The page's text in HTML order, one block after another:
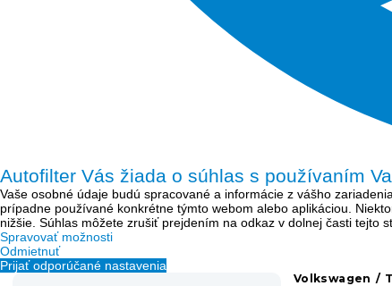
Autofilter Vás žiada o súhlas s používaním
Vaše osobné údaje budú spracované a informácie z vášho
prípadne používané konkrétne týmto webom alebo aplikáciou.
nižšie. Súhlas môžete zrušiť prejdením na odkaz v dolnej časti tejto
Spravovať možnosti
Odmietnuť
Prijať odporúčané nastavenia
Volkswagen /